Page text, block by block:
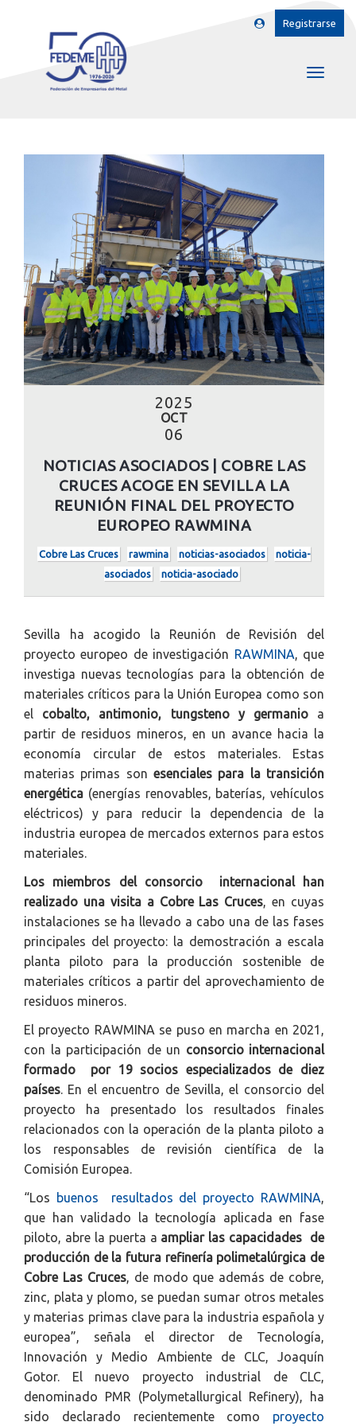
Registrarse
2025
OCT
06
NOTICIAS ASOCIADOS | COBRE LAS
CRUCES ACOGE EN SEVILLA LA
REUNIÓN FINAL DEL PROYECTO
EUROPEO RAWMINA
Cobre Las Cruces rawmina noticias-asociados
noticia-
asociados
noticia-asociado
Sevilla ha acogido la Reunión de Revisión del
proyecto europeo de investigación RAWMINA, que
investiga nuevas tecnologías para la obtención de
materiales críticos para la Unión Europea como son
el cobalto, antimonio, tungsteno y germanioa
partir de residuos mineros, en un avance hacia la
economía circular de estos materiales. Estas
materias primas son esenciales para la transición
energética (energías renovables, baterías, vehículos
eléctricos) y para reducir la dependencia de la
industria europea de mercados externos para estos
materiales.
Los miembros del consorcio internacional han
realizado una visita a Cobre Las Cruces, en cuyas
instalaciones se ha llevado a cabo una de las fases
principales del proyecto: la demostración a escala
planta piloto para la producción sostenible de
materiales críticos a partir del aprovechamiento de
residuos mineros.
El proyecto RAWMINA se puso en marcha en 2021,
con la participación de un consorcio internacional
formado por 19 socios especializados de diez
países. En el encuentro de Sevilla, el consorcio del
proyecto ha presentado los resultados finales
relacionados con la operación de la planta piloto a
los responsables de revisión científica de la
Comisión Europea.
“Los
buenos resultados del proyecto RAWMINA,
que han validado la tecnología aplicada en fase
piloto, abre la puerta a ampliar las capacidades de
producción de la futura refinería polimetalúrgica de
Cobre Las Cruces, de modo que además de cobre,
zinc, plata y plomo, se puedan sumar otros metales
y materias primas clave para la industria española y
europea”, señala el director de Tecnología,
Innovación y Medio Ambiente de CLC, Joaquín
Gotor. El nuevo proyecto industrial de CLC,
denominado PMR (Polymetallurgical Refinery), ha
sido declarado recientemente como proyecto